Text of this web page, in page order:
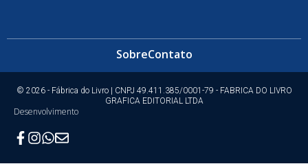
SobreContato
© 2026 - Fábrica do Livro | CNPJ 49.411.385/0001-79 - FABRICA DO LIVRO
GRAFICA EDITORIAL LTDA
Desenvolvimento